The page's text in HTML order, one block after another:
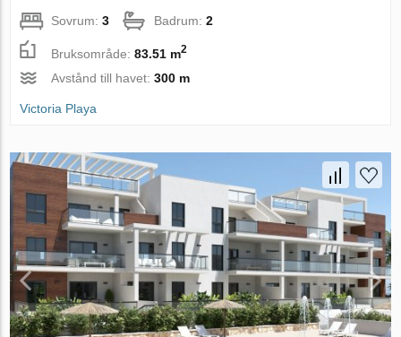
Sovrum:3 Badrum:2
Bruksområde:83.51 m2
Avstånd till havet:300 m
Victoria Playa